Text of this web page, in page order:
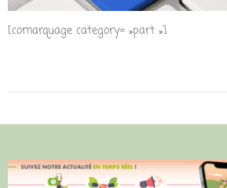
[comarquage category= »part »]